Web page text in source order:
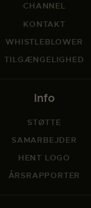
CHANNEL
KONTAKT
WHISTLEBLOWER
TILGÆNGELIGHED
Info
STØTTE
SAMARBEJDER
HENT LOGO
ÅRSRAPPORTER